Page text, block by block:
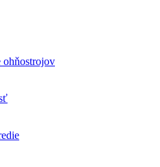
ohňostrojov